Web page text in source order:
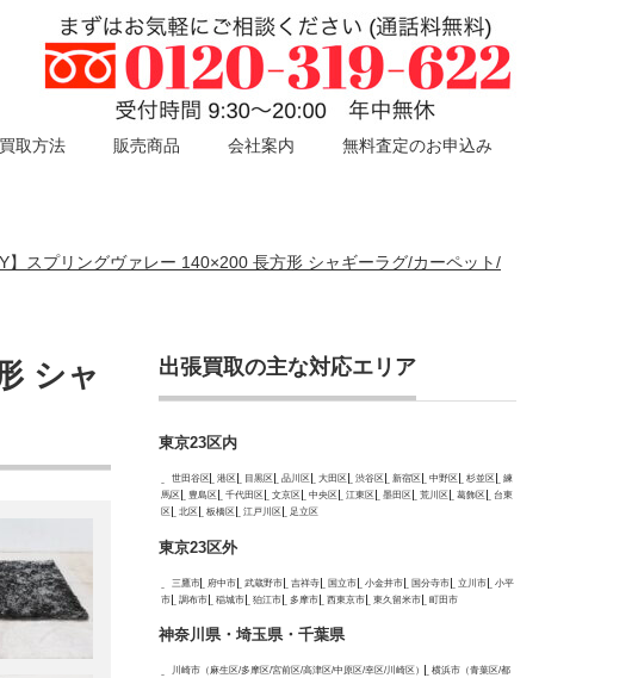
買取方法 販売商品 会社案内 無料査定のお申込み
】スプリングヴァレー 140×200 長方形 シャギーラグ/カーペット/
シャ
出張買取の主な対応エリア
東京23区内
世田谷区 港区 目黒区 品川区 大田区 渋谷区 新宿区 中野区 杉並区
練
馬区
豊島区 千代田区 文京区 中央区 江東区 墨田区 荒川区 葛飾区
台東
区
北区 板橋区 江戸川区 足立区
東京23区外
三鷹市 府中市 武蔵野市 吉祥寺 国立市 小金井市 国分寺市 立川市
小平
市
調布市 稲城市 狛江市 多摩市 西東京市 東久留米市 町田市
神奈川県・埼玉県・千葉県
川崎市（麻生区/多摩区/宮前区/高津区/中原区/幸区/川崎区）
横浜市（青葉区/都